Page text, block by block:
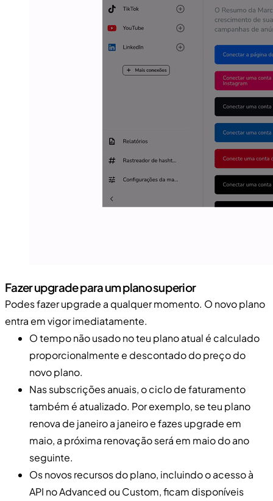
Fazer upgrade para um plano superior
Podes fazer upgrade a qualquer momento. O novo plano
entra em vigor imediatamente.
O tempo não usado no teu plano atual é calculado
proporcionalmente e descontado do preço do
novo plano.
Nas subscrições anuais, o ciclo de faturamento
também é atualizado. Por exemplo, se teu plano
renova de janeiro a janeiro e fazes upgrade em
maio, a próxima renovação será em maio do ano
seguinte.
Os novos recursos do plano, incluindo o acesso à
API no Advanced ou Custom, ficam disponíveis